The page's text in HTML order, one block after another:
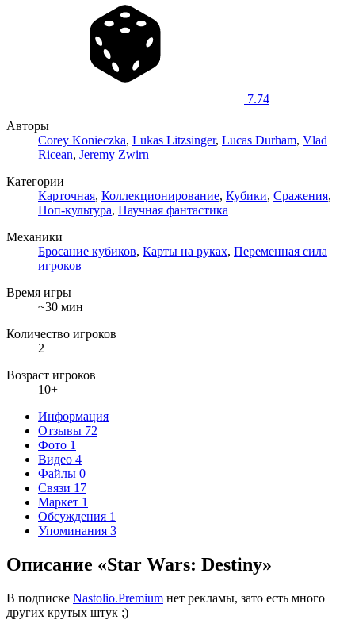
7.74
Авторы
Corey Konieczka, Lukas Litzsinger, Lucas Durham, Vlad
Ricean, Jeremy Zwirn
Категории
Карточная, Коллекционирование, Кубики, Сражения,
Поп-культура, Научная фантастика
Механики
Бросание кубиков, Карты на руках, Переменная сила
игроков
Время игры
~30 мин
Количество игроков
2
Возраст игроков
10+
Информация
Отзывы 72
Фото 1
Видео 4
Файлы 0
Связи 17
Маркет 1
Обсуждения 1
Упоминания 3
Описание «Star Wars: Destiny»
В подписке Nastolio.Premium нет рекламы, зато есть много
других крутых штук ;)